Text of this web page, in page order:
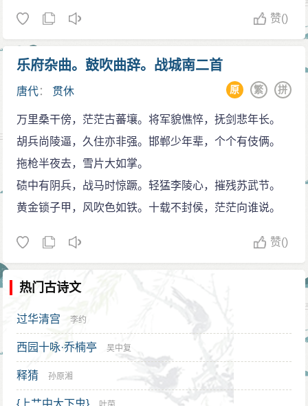
赞()
乐府杂曲。鼓吹曲辞。战城南二首
唐代： 贯休 拼
繁
原
万里桑干傍，茫茫古蕃壤。将军貌憔悴，抚剑悲年长。
胡兵尚陵逼，久住亦非强。邯郸少年辈，个个有伎俩。
拖枪半夜去，雪片大如掌。
碛中有阴兵，战马时惊蹶。轻猛李陵心，摧残苏武节。
黄金锁子甲，风吹色如铁。十载不封侯，茫茫向谁说。
赞()
热门古诗文
过华清宫 李约
西园十咏·乔楠亭 吴中复
释猜 孙原湘
{上艹中大下虫}